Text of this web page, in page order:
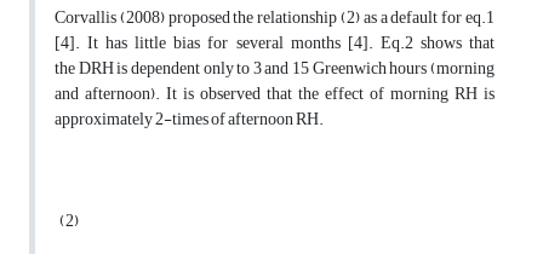
Corvallis (2008) proposed the relationship (2) as a default for eq.1
[4]. It has little bias for several months [4]. Eq.2 shows that
the DRH is dependent only to 3 and 15 Greenwich hours (morning
and afternoon). It is observed that the effect of morning RH is
approximately 2-times of afternoon RH.
(2)